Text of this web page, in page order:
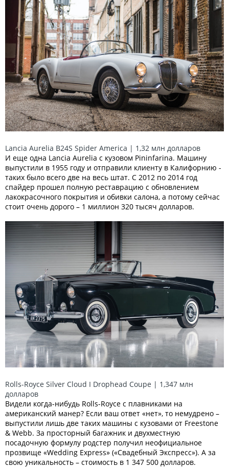
Lancia Aurelia B24S Spider America | 1,32 млн долларов
И еще одна Lancia Aurelia с кузовом Pininfarina. Машину
выпустили в 1955 году и отправили клиенту в Калифорнию -
таких было всего две на весь штат. С 2012 по 2014 год
спайдер прошел полную реставрацию с обновлением
лакокрасочного покрытия и обивки салона, а потому сейчас
стоит очень дорого – 1 миллион 320 тысяч долларов.
Rolls-Royce Silver Cloud I Drophead Coupe | 1,347 млн
долларов
Видели когда-нибудь Rolls-Royce с плавниками на
американский манер? Если ваш ответ «нет», то немудрено –
выпустили лишь две таких машины с кузовами от Freestone
& Webb. За просторный багажник и двухместную
посадочную формулу родстер получил неофициальное
прозвище «Wedding Express» («Свадебный Экспресс»). А за
свою уникальность – стоимость в 1 347 500 долларов.